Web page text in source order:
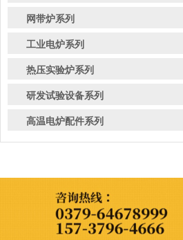
网带炉系列
工业电炉系列
热压实验炉系列
研发试验设备系列
高温电炉配件系列